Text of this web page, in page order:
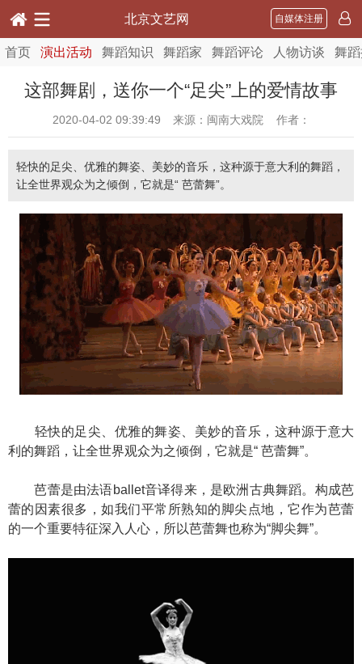
北京文艺网 自媒体注册
首页 演出活动 舞蹈知识 舞蹈家 舞蹈评论 人物访谈 舞
这部舞剧，送你一个“足尖”上的爱情故事
2020-04-02 09:39:49 来源：闽南大戏院 作者：
轻快的足尖、优雅的舞姿、美妙的音乐，这种源于意大利的舞蹈，
让全世界观众为之倾倒，它就是“ 芭蕾舞”。
轻快的足尖、优雅的舞姿、美妙的音乐，这种源于意大
利的舞蹈，让全世界观众为之倾倒，它就是“ 芭蕾舞”。
芭蕾是由法语ballet音译得来，是欧洲古典舞蹈。构成芭
蕾的因素很多，如我们平常所熟知的脚尖点地，它作为芭蕾
的一个重要特征深入人心，所以芭蕾舞也称为“脚尖舞”。